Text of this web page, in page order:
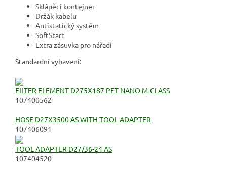
Sklápěcí kontejner
Držák kabelu
Antistatický systém
SoftStart
Extra zásuvka pro nářadí
Standardní vybavení:
FILTER ELEMENT D275X187 PET NANO M-CLASS
107400562
HOSE D27X3500 AS WITH TOOL ADAPTER
107406091
TOOL ADAPTER D27/36-24 AS
107404520